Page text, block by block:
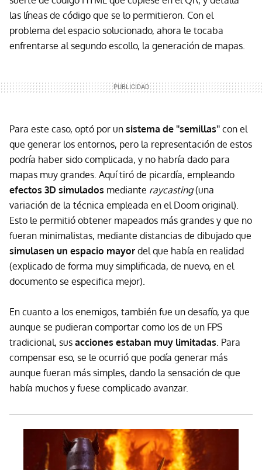
las líneas de código que se lo permitieron. Con el
problema del espacio solucionado, ahora le tocaba
enfrentarse al segundo escollo, la generación de mapas.
Para este caso, optó por un sistema de ''semillas'' con el
que generar los entornos, pero la representación de estos
podría haber sido complicada, y no habría dado para
mapas muy grandes. Aquí tiró de picardía, empleando
efectos 3D simulados mediante raycasting(una
variación de la técnica empleada en el Doom original).
Esto le permitió obtener mapeados más grandes y que no
fueran minimalistas, mediante distancias de dibujado que
simulasen un espacio mayor del que había en realidad
(explicado de forma muy simplificada, de nuevo, en el
documento se especifica mejor).
En cuanto a los enemigos, también fue un desafío, ya que
aunque se pudieran comportar como los de un FPS
tradicional, sus acciones estaban muy limitadas . Para
compensar eso, se le ocurrió que podía generar más
aunque fueran más simples, dando la sensación de que
había muchos y fuese complicado avanzar.